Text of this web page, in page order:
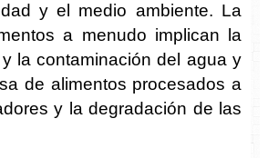
y el medio ambiente. La
a menudo implican la
la contaminación del agua y
de alimentos procesados a
y la degradación de las